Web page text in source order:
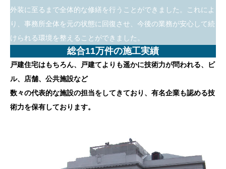
外装に至るまで全体的な修繕を行うことができました。これによ
り、事務所全体を元の状態に回復させ、今後の業務が安心して続
けられる環境を整えることができました。
総合11万件の施工実績
戸建住宅はもちろん、戸建てよりも遥かに技術力が問われる、ビ
ル、店舗、公共施設など
数々の代表的な施設の担当をしてきており、有名企業も認める技
術力を保有しております。